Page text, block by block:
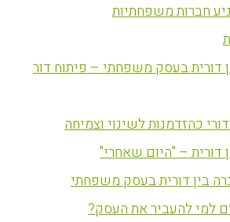
חברות משפחתיות
דורית בעסק משפחתי – פיתוח דור
כהזדמנות לשינוי וצמיחה
דורית – "היום שאחרי"
בין דורית בעסק משפחתי
למי להעביר את העסק?